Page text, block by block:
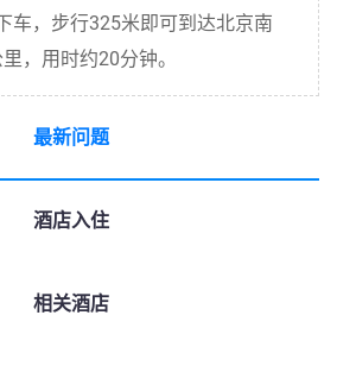
车，步行325米即可到达北京南
，用时约20分钟。
最新问题
酒店入住
相关酒店